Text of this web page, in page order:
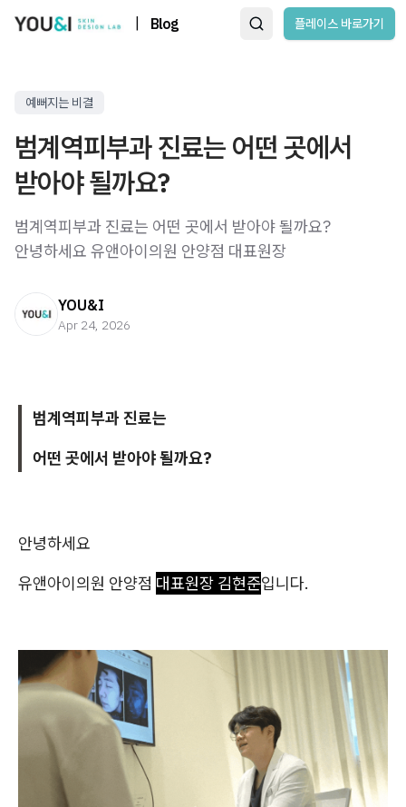
Blog 플레이스 바로가기
예뻐지는 비결
범계역피부과 진료는 어떤 곳에서
받아야 될까요?
범계역피부과 진료는 어떤 곳에서 받아야 될까요? ​
안녕하세요 유앤아이의원 안양점 대표원장
YOU&I
Apr 24, 2026
범계역피부과 진료는
어떤 곳에서 받아야 될까요?
안녕하세요
유앤아이의원 안양점 대표원장 김현준입니다.